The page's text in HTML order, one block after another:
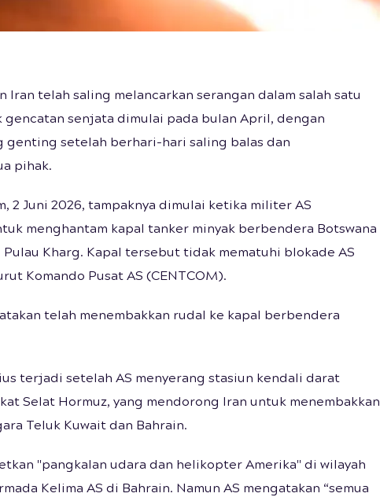
Iran telah saling melancarkan serangan dalam salah satu
gencatan senjata dimulai pada bulan April, dengan
genting setelah berhari-hari saling balas dan
pihak.
2 Juni 2026, tampaknya dimulai ketika militer AS
menghantam kapal tanker minyak berbendera Botswana
Kharg. Kapal tersebut tidak mematuhi blokade AS
Komando Pusat AS (CENTCOM).
telah menembakkan rudal ke kapal berbendera
terjadi setelah AS menyerang stasiun kendali darat
Selat Hormuz, yang mendorong Iran untuk menembakkan
Teluk Kuwait dan Bahrain.
"pangkalan udara dan helikopter Amerika" di wilayah
Kelima AS di Bahrain. Namun AS mengatakan “semua